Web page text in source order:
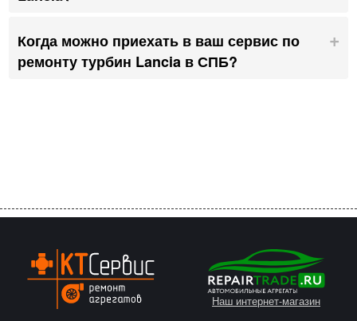
Когда можно приехать в ваш сервис по
ремонту турбин Lancia в СПБ?
Наш интернет-магазин